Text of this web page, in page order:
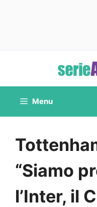
contenuto
Menu
“Siamo
l’Inter, il